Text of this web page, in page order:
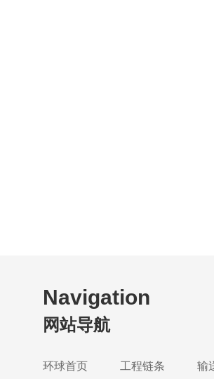
Navigation
网站导航
环球首页 工程链条 输